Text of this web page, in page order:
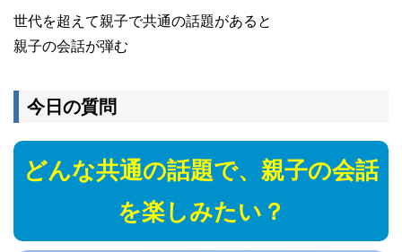
世代を超えて親子で共通の話題があると
親子の会話が弾む
今日の質問
どんな共通の話題で、親子の会話
を楽しみたい？